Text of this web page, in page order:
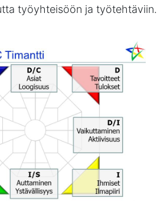
työyhteisöön ja työtehtäviin.